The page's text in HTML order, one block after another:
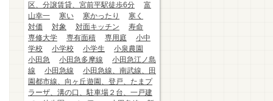
区、分譲賃貸、宮前平駅徒歩6分
富
山幸一
寒い 寒かったり
寒く
対価
対象 対面キッチン
寿命
専修大学
専有面積 専用庭
小中
学校
小学校 小学生
小泉農園
小田急
小田急多摩線
小田急江ノ島
線
小田急線
小田急線、南武線、田
園都市線、向ヶ丘遊園、登戸、たまプ
ラーザ、溝の口、駐車場２台、一戸建